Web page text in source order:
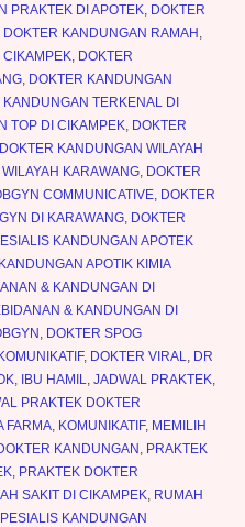
PRAKTEK DI APOTEK DOKTER
DOKTER KANDUNGAN RAMAH
DOKTER
DOKTER KANDUNGAN
KANDUNGAN TERKENAL DI
TOP DI CIKAMPEK DOKTER
DOKTER KANDUNGAN WILAYAH
KARAWANG DOKTER
COMMUNICATIVE DOKTER
DI KARAWANG DOKTER
KANDUNGAN APOTEK
APOTIK KIMIA
& KANDUNGAN DI
& KANDUNGAN DI
DOKTER SPOG
, DOKTER VIRAL
DR
IBU HAMIL JADWAL PRAKTEK
PRAKTEK DOKTER
FARMA KOMUNIKATIF, MEMILIH
KANDUNGAN PRAKTEK
PRAKTEK DOKTER
SAKIT DI CIKAMPEK RUMAH
KANDUNGAN